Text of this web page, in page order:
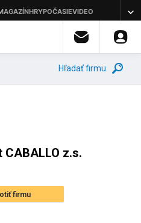
Hľadať firmu
z.s.
firmu